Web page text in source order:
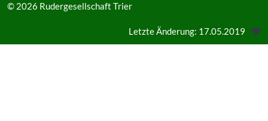
© 2026 Rudergesellschaft Trier
Letzte Änderung: 17.05.2019